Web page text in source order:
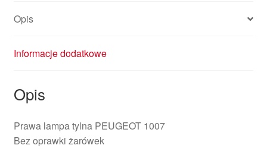
Opis
Informacje dodatkowe
Opis
Prawa lampa tylna PEUGEOT 1007
Bez oprawki żarówek